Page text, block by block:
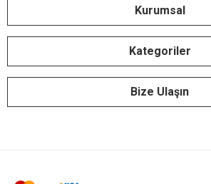
Kurumsal
Kategoriler
Bize Ulaşın